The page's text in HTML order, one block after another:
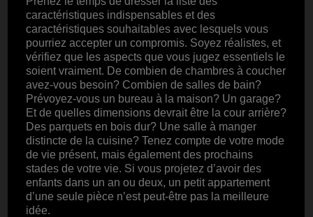
caractéristiques indispensables et des
caractéristiques souhaitables avec lesquels vous
pourriez accepter un compromis. Soyez réalistes, et
vérifiez que les aspects que vous jugez essentiels le
soient vraiment. De combien de chambres à coucher
avez-vous besoin? Combien de salles de bain?
Prévoyez-vous un bureau à la maison? Un garage?
Et de quelles dimensions devrait être la cour arrière?
Des parquets en bois dur? Une salle à manger
distincte de la cuisine? Tenez compte de votre mode
de vie présent, mais également des prochains
stades de votre vie. Si vous projetez d’avoir des
enfants dans un an ou deux, un petit appartement
d’une seule pièce n’est peut-être pas la meilleure
idée.